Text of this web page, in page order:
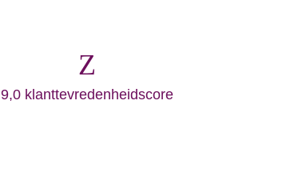
Z
9,0 klanttevredenheidscore